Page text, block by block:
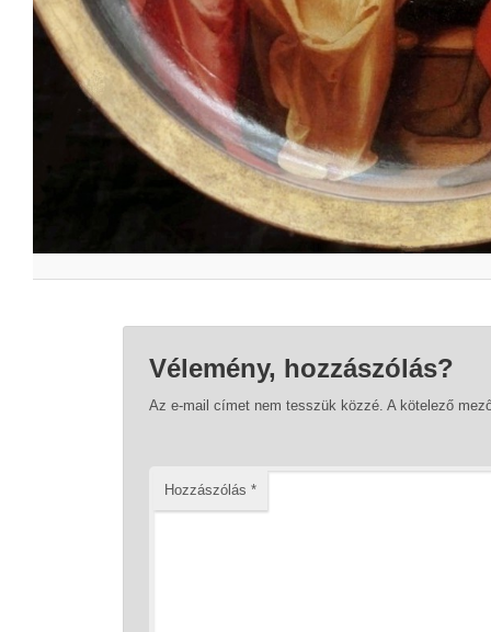
Vélemény, hozzászólás?
Az e-mail címet nem tesszük közzé. A kötelező
Hozzászólás *